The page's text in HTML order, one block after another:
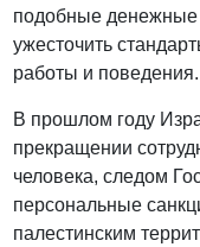
подобные денежные
ужесточить
работы и поведения.
В прошлом году
прекращении
человека, следом
персональные
палестинским